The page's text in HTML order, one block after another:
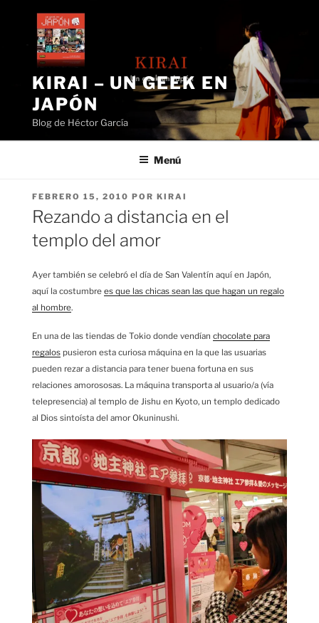
contenido
KIRAI – UN GEEK EN
JAPÓN
Blog de Héctor García
Menú
PUBLICADO
EL
FEBRERO 15, 2010 POR KIRAI
Rezando a distancia en el
templo del amor
Ayer también se celebró el día de San Valentín aquí en Japón,
aquí la costumbre es que las chicas sean las que hagan un regalo
al hombre.
En una de las tiendas de Tokio donde vendían chocolate para
regalos pusieron esta curiosa máquina en la que las usuarias
pueden rezar a distancia para tener buena fortuna en sus
relaciones amorososas. La máquina transporta al usuario/a (vía
telepresencia) al templo de Jishu en Kyoto, un templo dedicado
al Dios sintoísta del amor Okuninushi.